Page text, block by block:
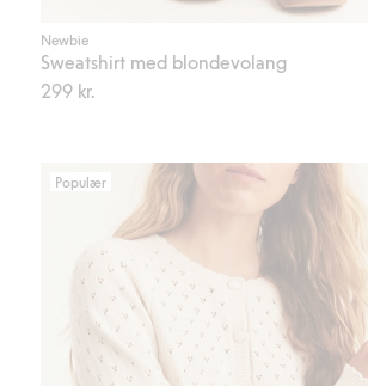
Newbie
Sweatshirt med blondevolang
299 kr.
Populær